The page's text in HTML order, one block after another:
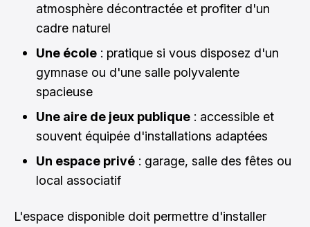
atmosphère décontractée et profiter d'un
cadre naturel
Une école : pratique si vous disposez d'un
gymnase ou d'une salle polyvalente
spacieuse
Une aire de jeux publique : accessible et
souvent équipée d'installations adaptées
Un espace privé : garage, salle des fêtes ou
local associatif
L'espace disponible doit permettre d'installer